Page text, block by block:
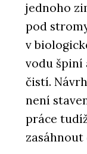
jednoho
pod
v
vodu špiní
čistí.
není
práce